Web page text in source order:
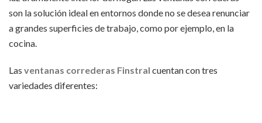
son la solución ideal en entornos donde no se desea renunciar
a grandes superficies de trabajo, como por ejemplo, en la
cocina.
Las ventanas correderas Finstral cuentan con tres
variedades diferentes: